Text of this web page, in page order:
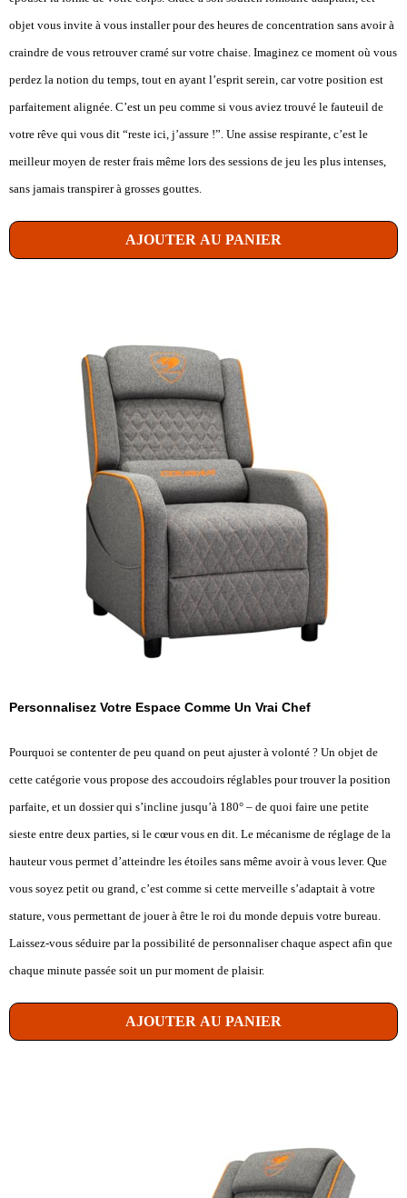
objet vous invite à vous installer pour des heures de concentration sans avoir à
craindre de vous retrouver cramé sur votre chaise. Imaginez ce moment où vous
perdez la notion du temps, tout en ayant l’esprit serein, car votre position est
parfaitement alignée. C’est un peu comme si vous aviez trouvé le fauteuil de
votre rêve qui vous dit “reste ici, j’assure !”. Une assise respirante, c’est le
meilleur moyen de rester frais même lors des sessions de jeu les plus intenses,
sans jamais transpirer à grosses gouttes.
AJOUTER AU PANIER
Personnalisez Votre Espace Comme Un Vrai Chef
Pourquoi se contenter de peu quand on peut ajuster à volonté ? Un objet de
cette catégorie vous propose des accoudoirs réglables pour trouver la position
parfaite, et un dossier qui s’incline jusqu’à 180° – de quoi faire une petite
sieste entre deux parties, si le cœur vous en dit. Le mécanisme de réglage de la
hauteur vous permet d’atteindre les étoiles sans même avoir à vous lever. Que
vous soyez petit ou grand, c’est comme si cette merveille s’adaptait à votre
stature, vous permettant de jouer à être le roi du monde depuis votre bureau.
Laissez-vous séduire par la possibilité de personnaliser chaque aspect afin que
chaque minute passée soit un pur moment de plaisir.
AJOUTER AU PANIER